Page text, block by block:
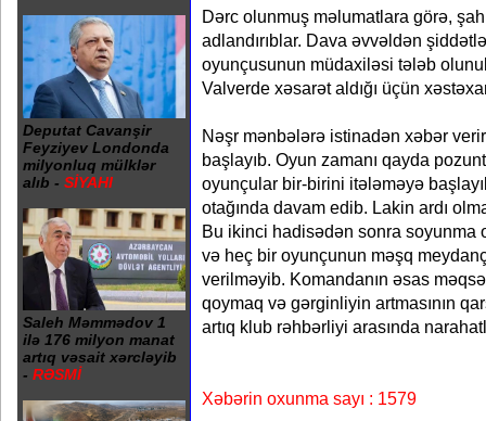
Deputat Cavanşir
Feyziyev Londonda
milyonluq mülklər
alıb - SİYAHI
Saleh Məmmədov 1
ilə 176 milyon manat
artıq vəsait xərcləyib
- RƏSMİ
Dərc olunmuş məlumatlara görə,
adlandırıblar. Dava əvvəldən
oyunçusunun müdaxiləsi tələb
Valverde xəsarət aldığı üçün
Nəşr mənbələrə istinadən xəbər
başlayıb. Oyun zamanı qayda
oyunçular bir-birini itələməyə
otağında davam edib. Lakin ardı
Bu ikinci hadisədən sonra soyunma
və heç bir oyunçunun məşq
verilməyib. Komandanın əsas
qoymaq və gərginliyin artmasının
artıq klub rəhbərliyi arasında
Xəbərin oxunma sayı : 1579